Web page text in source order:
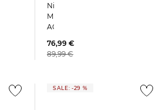
Nike | Fußballschuhe Halle
MERCURIAL VAPOR 17
ACADEMY
76,99 €
89,99 €
SALE: -29 %